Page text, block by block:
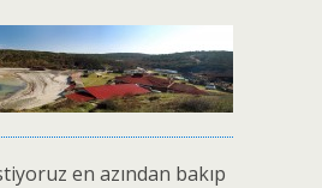
en azından bakıp